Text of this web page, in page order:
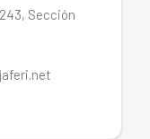
Sección